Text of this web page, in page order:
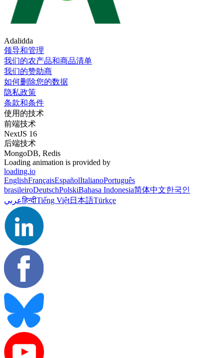
Adalidda
领导和管理
我们的农产品和商品清单
我们的赞助商
如何删除您的数据
隐私政策
条款和条件
使用的技术
前端技术
NextJS 16
后端技术
MongoDB, Redis
Loading animation is provided by
loading.io
EnglishFrançaisEspañolItalianoPortuguês
brasileiroDeutschPolskiBahasa Indonesia简体中文한국인
عربيहिन्दीTiếng Việt日本語Türkçe